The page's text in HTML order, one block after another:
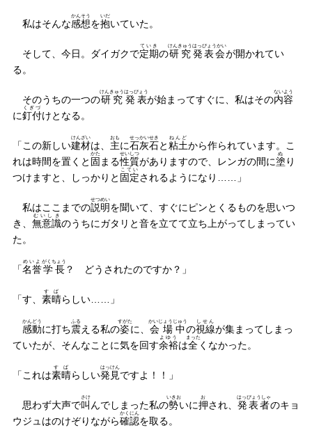
私はそんな感想
かんそう
を抱
いだ
いていた。
そして、今日。ダイガクで定期
ていき
の研究
けんきゅう
発表会
はっぴょうかい
が開かれてい
る。
そのうちの一つの研究
けんきゅう
発表
はっぴょう
が始まってすぐに、私はその内容
ないよう
に釘付
くぎづ
けとなる。
「この新しい建材
けんざい
は、 主
おも
に石灰石
せっかいせき
と粘土
ねんど
から作られています。こ
れは時間を置くと 固
かた
まる性質
せいしつ
がありますので、レンガの間に塗
ぬ
り
つけますと、しっかりと 固定
こてい
されるようになり……」
私はここまでの説明
せつめい
を聞いて、すぐにピンとくるものを思いつ
き、 無意識
むいしき
のうちにガタリと音を立てて立ち上がってしまってい
た。
「名誉
めいよ
学長
がくちょう
？ どうされたのですか？」
「す、 素晴
すば
らしい……」
感動
かんどう
に打ち震
ふる
える私の姿
すがた
に、 会場中
かいじょうじゅう
の視線
しせん
が集まってしまっ
ていたが、そんなことに気を回す余裕
よゆう
は全
まった
くなかった。
「これは素晴
すば
らしい発見
はっけん
ですよ！！」
思わず大声で叫
さけ
んでしまった私の勢
いきお
いに押
お
され、 発表者
はっぴょうしゃ
のキョ
ウジュはのけぞりながら確認
かくにん
を取る。